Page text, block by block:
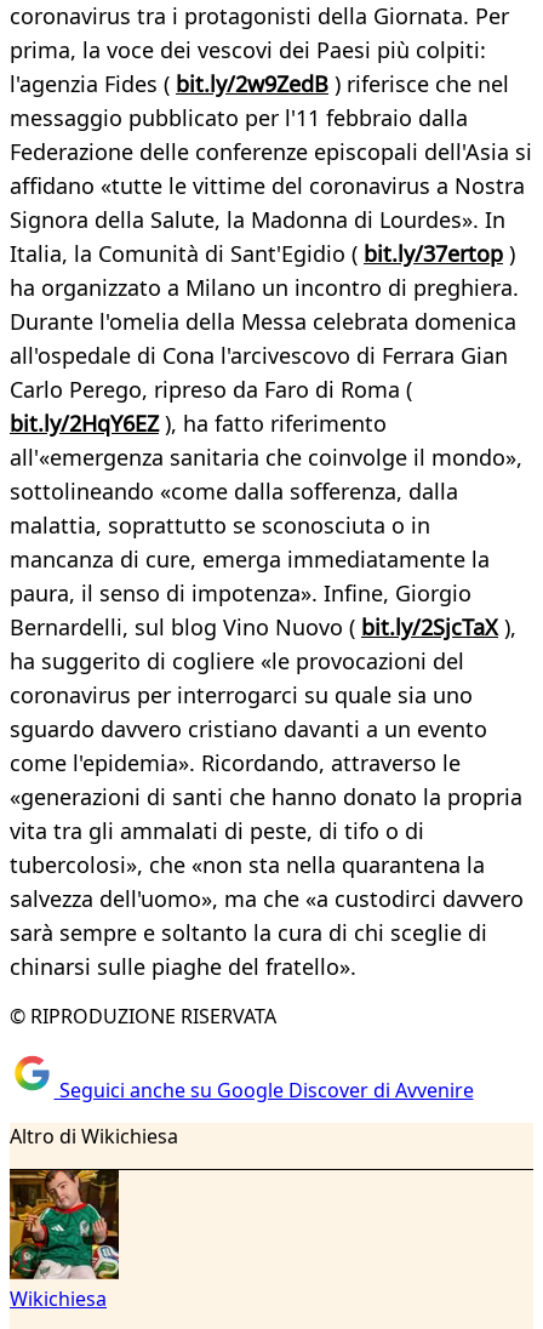
coronavirus tra i protagonisti della Giornata. Per
prima, la voce dei vescovi dei Paesi più colpiti:
l'agenzia Fides ( bit.ly/2w9ZedB ) riferisce che nel
messaggio pubblicato per l'11 febbraio dalla
Federazione delle conferenze episcopali dell'Asia si
affidano «tutte le vittime del coronavirus a Nostra
Signora della Salute, la Madonna di Lourdes». In
Italia, la Comunità di Sant'Egidio ( bit.ly/37ertop )
ha organizzato a Milano un incontro di preghiera.
Durante l'omelia della Messa celebrata domenica
all'ospedale di Cona l'arcivescovo di Ferrara Gian
Carlo Perego, ripreso da Faro di Roma (
bit.ly/2HqY6EZ), ha fatto riferimento
all'«emergenza sanitaria che coinvolge il mondo»,
sottolineando «come dalla sofferenza, dalla
malattia, soprattutto se sconosciuta o in
mancanza di cure, emerga immediatamente la
paura, il senso di impotenza». Infine, Giorgio
Bernardelli, sul blog Vino Nuovo ( bit.ly/2SjcTaX),
ha suggerito di cogliere «le provocazioni del
coronavirus per interrogarci su quale sia uno
sguardo davvero cristiano davanti a un evento
come l'epidemia». Ricordando, attraverso le
«generazioni di santi che hanno donato la propria
vita tra gli ammalati di peste, di tifo o di
tubercolosi», che «non sta nella quarantena la
salvezza dell'uomo», ma che «a custodirci davvero
sarà sempre e soltanto la cura di chi sceglie di
chinarsi sulle piaghe del fratello».
© RIPRODUZIONE RISERVATA
Seguici anche su Google Discover di Avvenire
Altro di Wikichiesa
Wikichiesa